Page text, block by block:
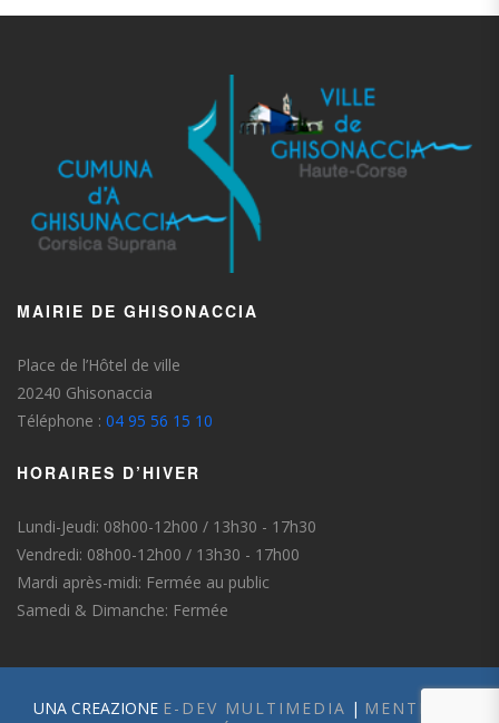
MAIRIE DE GHISONACCIA
Place de l’Hôtel de ville
20240 Ghisonaccia
Téléphone : 04 95 56 15 10
HORAIRES D’HIVER
Lundi-Jeudi: 08h00-12h00 / 13h30 - 17h30
Vendredi: 08h00-12h00 / 13h30 - 17h00
Mardi après-midi: Fermée au public
Samedi & Dimanche: Fermée
UNA CREAZIONE E-DEV MULTIMEDIA | MENTIONS